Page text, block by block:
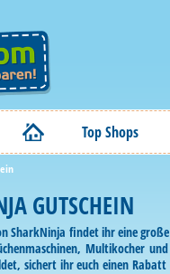
Top Shops
GUTSCHEIN
SharkNinja findet ihr eine
Multikocher
sichert ihr euch einen